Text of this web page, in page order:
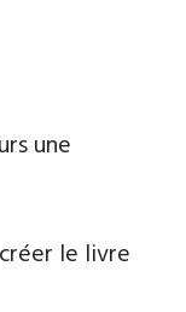
une
le livre